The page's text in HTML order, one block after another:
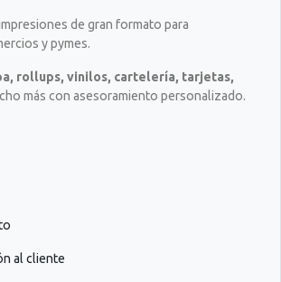
de gran formato para
y pymes.
rollups, vinilos, cartelería, tarjetas,
más con asesoramiento personalizado.
al cliente